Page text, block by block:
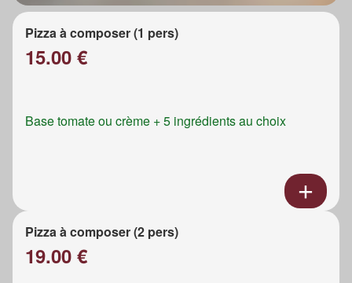
Pizza à composer (1 pers)
15.00 €
Base tomate ou crème + 5 ingrédients au choix
Pizza à composer (2 pers)
19.00 €